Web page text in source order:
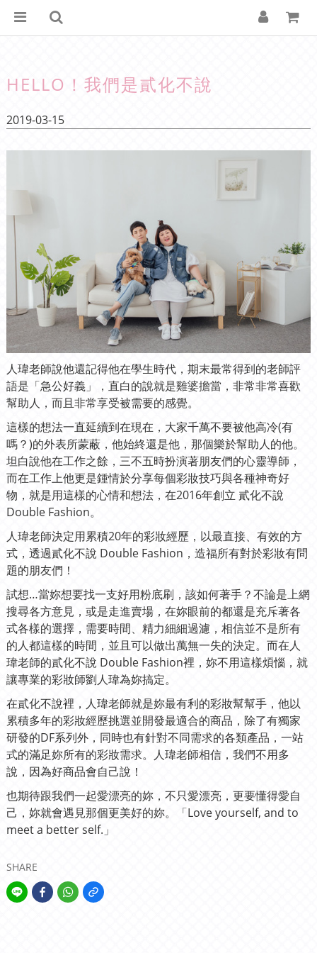
HELLO！我們是貳化不說
2019-03-15
人瑋老師說他還記得他在學生時代，期末最常得到的老師評
語是「急公好義」，直白的說就是雞婆擔當，非常非常喜歡
幫助人，而且非常享受被需要的感覺。
這樣的想法一直延續到在現在，大家千萬不要被他高冷(有
嗎？)的外表所蒙蔽，他始終還是他，那個樂於幫助人的他。
坦白說他在工作之餘，三不五時扮演著朋友們的心靈導師，
而在工作上他更是鍾情於分享每個彩妝技巧與各種神奇好
物，就是用這樣的心情和想法，在2016年創立 貳化不說
Double Fashion。
人瑋老師決定用累積20年的彩妝經歷，以最直接、有效的方
式，透過貳化不說 Double Fashion， 造福所有對於彩妝有問
題的朋友們！
試想…當妳想要找一支好用粉底刷，該如何著手？不論是上網
搜尋各方意見，或是走進賣場，在妳眼前的都還是充斥著各
式各樣的選擇，需要時間、精力細細過濾，相信並不是所有
的人都這樣的時間，並且可以做出萬無一失的決定。而在人
瑋老師的貳化不說 Double Fashion裡，妳不用這樣煩惱，就
讓專業的彩妝師劉人瑋為妳搞定。
在貳化不說裡，人瑋老師就是妳最有利的彩妝幫幫手，他以
累積多年的彩妝經歷挑選並開發最適合的商品，除了有獨家
研發的DF系列外，同時也有針對不同需求的各類產品，一站
式的滿足妳所有的彩妝需求。人瑋老師相信，我們不用多
說，因為好商品會自己說！
也期待跟我們一起愛漂亮的妳，不只愛漂亮，更要懂得愛自
己，妳就會遇見那個更美好的妳。
「Love yourself, and to
meet a better self.」
SHARE